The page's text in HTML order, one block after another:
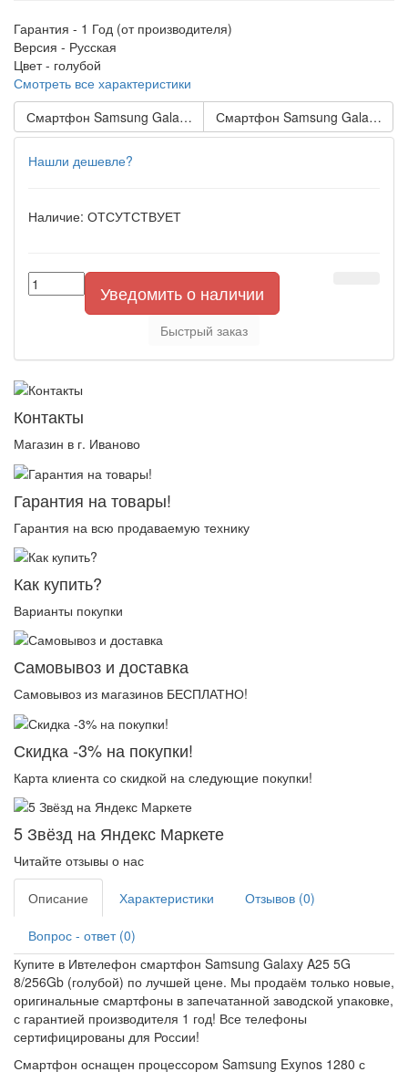
Гарантия - 1 Год (от производителя)
Версия - Русская
Цвет - голубой
Смотреть все характеристики
Смартфон Samsung Galaxy A25 5G 8/128Gb (чёрный)
Смартфон Samsung Galaxy
Нашли дешевле?
Наличие: ОТСУТСТВУЕТ
Уведомить о наличии
Быстрый заказ
Контакты
Магазин в г. Иваново
Гарантия на товары!
Гарантия на всю продаваемую технику
Как купить?
Варианты покупки
Самовывоз и доставка
Самовывоз из магазинов БЕСПЛАТНО!
Скидка -3% на покупки!
Карта клиента со скидкой на следующие покупки!
5 Звёзд на Яндекс Маркете
Читайте отзывы о нас
Описание Характеристики Отзывов (0)
Вопрос - ответ (0)
Купите в Ивтелефон смартфон Samsung Galaxy A25 5G
8/256Gb (голубой) по лучшей цене. Мы продаём только новые,
оригинальные смартфоны в запечатанной заводской упаковке,
с гарантией производителя 1 год! Все телефоны
сертифицированы для России!
Смартфон оснащен процессором Samsung Exynos 1280 с